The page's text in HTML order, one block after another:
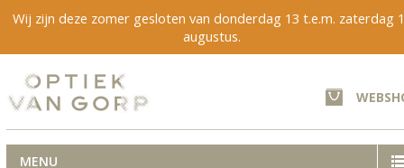
Wij zijn deze zomer gesloten van donderdag 13 t.e.m. zaterdag
augustus.
MENU